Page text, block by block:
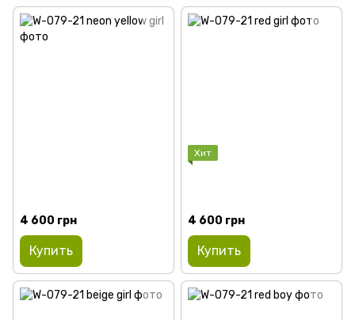
4 600 грн
Купить
Хит
4 600 грн
Купить